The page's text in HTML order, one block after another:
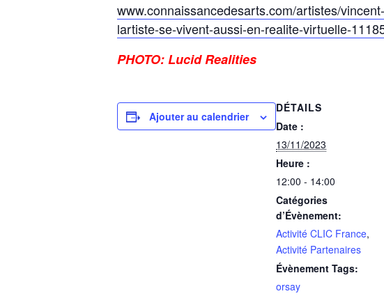
www.connaissancedesarts.com/artistes/
lartiste-se-vivent-aussi-en-realite-virtuelle-
PHOTO: Lucid Realities
Ajouter au calendrier
DÉTAILS
Date :
13/11/2023
Heure :
12:00 - 14:00
Catégories
d’Évènement:
Activité CLIC France,
Activité Partenaires
Évènement Tags:
orsay